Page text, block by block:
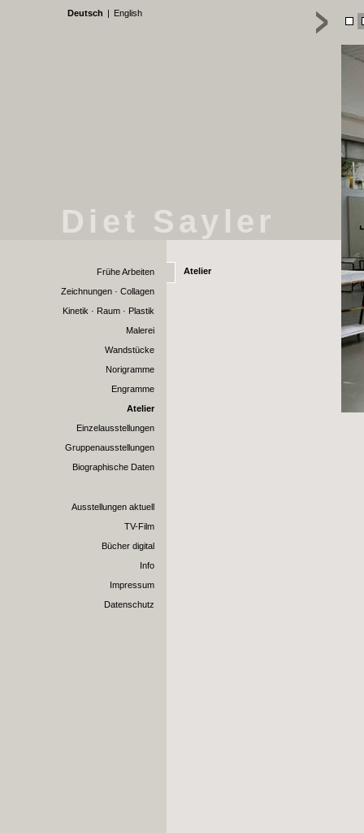
Diet Sayler
Frühe Arbeiten
Zeichnungen · Collagen
Kinetik · Raum · Plastik
Malerei
Wandstücke
Norigramme
Engramme
Atelier
Einzelausstellungen
Gruppenausstellungen
Biographische Daten
Ausstellungen aktuell
TV-Film
Bücher digital
Info
Impressum
Datenschutz
Atelier
Deutsch | English